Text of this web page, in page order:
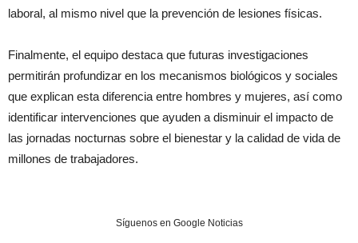
laboral, al mismo nivel que la prevención de lesiones físicas.
Finalmente, el equipo destaca que futuras investigaciones
permitirán profundizar en los mecanismos biológicos y sociales
que explican esta diferencia entre hombres y mujeres, así como
identificar intervenciones que ayuden a disminuir el impacto de
las jornadas nocturnas sobre el bienestar y la calidad de vida de
millones de trabajadores.
Síguenos en Google Noticias